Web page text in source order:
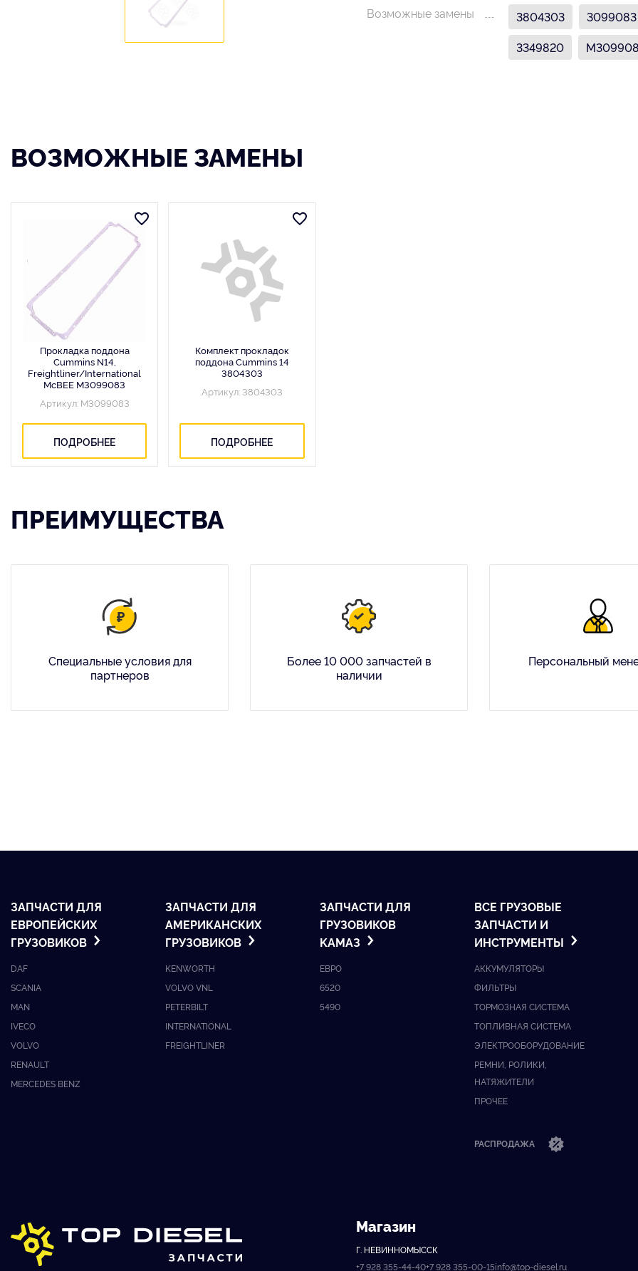
Возможные замены 3804303
3099083
3349820
ВОЗМОЖНЫЕ ЗАМЕНЫ
Прокладка поддона
Cummins N14,
Freightliner/International
McBEE M3099083
Артикул: M3099083
ПОДРОБНЕЕ
Комплект прокладок
поддона Cummins 14
3804303
Артикул: 3804303
ПОДРОБНЕЕ
ПРЕИМУЩЕСТВА
Специальные условия для
партнеров
Более 10 000 запчастей в
наличии
Персональный
ЗАПЧАСТИ ДЛЯ
ЕВРОПЕЙСКИХ
ГРУЗОВИКОВ
DAF
SCANIA
MAN
IVECO
VOLVO
RENAULT
MERCEDES BENZ
ЗАПЧАСТИ ДЛЯ
АМЕРИКАНСКИХ
ГРУЗОВИКОВ
KENWORTH
VOLVO VNL
PETERBILT
INTERNATIONAL
FREIGHTLINER
ЗАПЧАСТИ ДЛЯ
ГРУЗОВИКОВ
KАМАЗ
ЕВРО
6520
5490
ВСЕ ГРУЗОВЫЕ
ЗАПЧАСТИ И
ИНСТРУМЕНТЫ
АККУМУЛЯТОРЫ
ФИЛЬТРЫ
ТОРМОЗНАЯ СИСТЕМА
ТОПЛИВНАЯ СИСТЕМА
ЭЛЕКТРООБОРУДОВАНИЕ
РЕМНИ, РОЛИКИ,
НАТЯЖИТЕЛИ
ПРОЧЕЕ
РАСПРОДАЖА
Магазин
Г. НЕВИННОМЫССК
+7 928 355-44-40+7 928 355-00-15info@top-diesel.ru